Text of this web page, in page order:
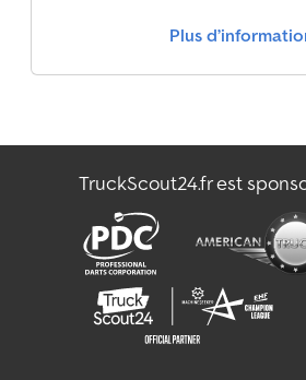
Plus
TruckScout24.fr est